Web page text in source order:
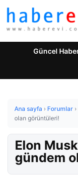
Güncel
Ana sayfa › Forumlar ›
olan görüntüleri!
Elon
gündem